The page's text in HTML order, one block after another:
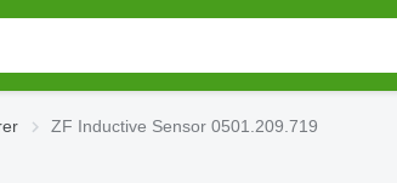
ZF Inductive Sensor 0501.209.719